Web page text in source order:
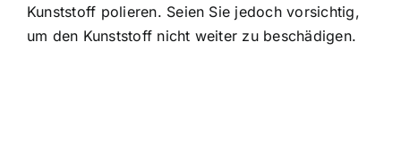
Kunststoff polieren. Seien Sie jedoch vorsichtig,
um den Kunststoff nicht weiter zu beschädigen.